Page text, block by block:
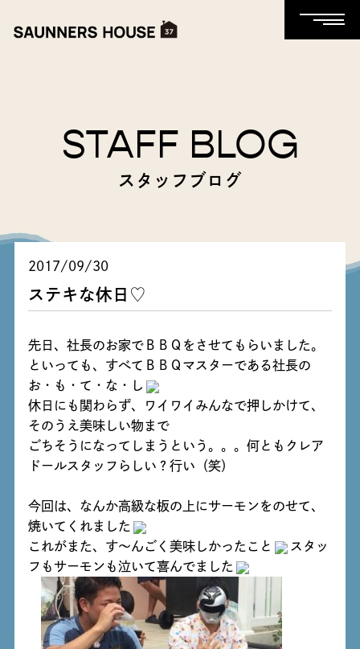
STAFF BLOG
スタッフブログ
2017/09/30
ステキな休日♡
先日、社長のお家でＢＢＱをさせてもらいました。
といっても、すべてＢＢＱマスターである社長の
お・も・て・な・し
休日にも関わらず、ワイワイみんなで押しかけて、
そのうえ美味しい物まで
ごちそうになってしまうという。。。何ともクレア
ドールスタッフらしい？行い（笑）
今回は、なんか高級な板の上にサーモンをのせて、
焼いてくれました
これがまた、す～んごく美味しかったこと
スタッ
フもサーモンも泣いて喜んでました